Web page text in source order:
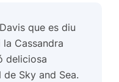
que es diu
Cassandra
deliciosa
Sky and Sea.